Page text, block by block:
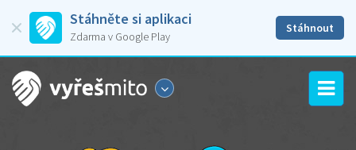
Stáhněte si aplikaci
Zdarma v Google Play
Stáhnout